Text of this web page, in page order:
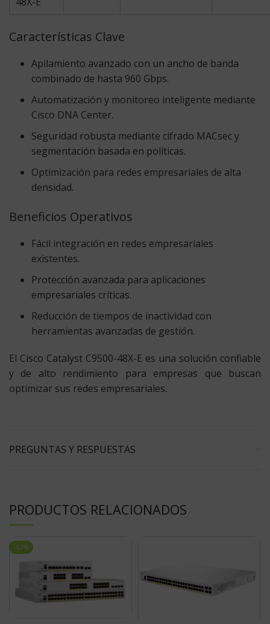
Características Clave
Apilamiento avanzado con un ancho de banda
combinado de hasta 960 Gbps.
Automatización y monitoreo inteligente mediante
Cisco DNA Center.
Seguridad robusta mediante cifrado MACsec y
segmentación basada en políticas.
Optimización para redes empresariales de alta
densidad.
Beneficios Operativos
Fácil integración en redes empresariales
existentes.
Protección avanzada para aplicaciones
empresariales críticas.
Reducción de tiempos de inactividad con
herramientas avanzadas de gestión.
El Cisco Catalyst C9500-48X-E es una solución confiable
y de alto rendimiento para empresas que buscan
optimizar sus redes empresariales.
PREGUNTAS Y RESPUESTAS
PRODUCTOS RELACIONADOS
-67%